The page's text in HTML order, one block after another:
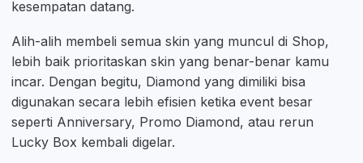
kesempatan datang.
Alih-alih membeli semua skin yang muncul di Shop,
lebih baik prioritaskan skin yang benar-benar kamu
incar. Dengan begitu, Diamond yang dimiliki bisa
digunakan secara lebih efisien ketika event besar
seperti Anniversary, Promo Diamond, atau rerun
Lucky Box kembali digelar.